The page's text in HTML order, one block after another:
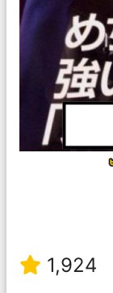
1,924